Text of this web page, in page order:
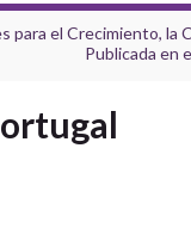
para el Crecimiento, la
Publicada en